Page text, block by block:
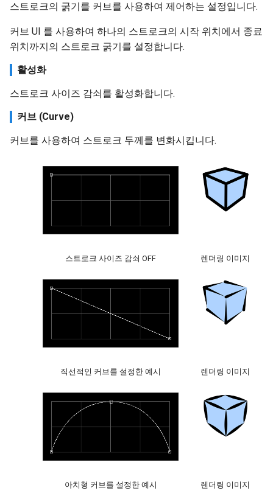
스트로크의 굵기를 커브를 사용하여 제어하는 설정입니다.
커브 UI 를 사용하여 하나의 스트로크의 시작 위치에서 종료
위치까지의 스트로크 굵기를 설정합니다.
활성화
스트로크 사이즈 감쇠를 활성화합니다.
커브 (Curve)
커브를 사용하여 스트로크 두께를 변화시킵니다.
스트로크 사이즈 감쇠 OFF 렌더링 이미지
직선적인 커브를 설정한 예시 렌더링 이미지
아치형 커브를 설정한 예시 렌더링 이미지